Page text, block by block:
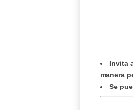
Invita
manera
Se